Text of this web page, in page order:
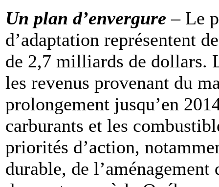
Un plan d’envergure – Le
d’adaptation représentent
de 2,7 milliards de dollars.
les revenus provenant du
prolongement jusqu’en
carburants et les
priorités d’action,
durable, de